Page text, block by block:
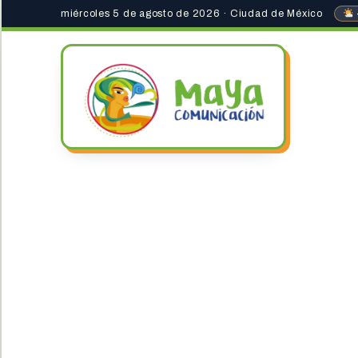
miércoles 5 de agosto de 2026 · Ciudad de México